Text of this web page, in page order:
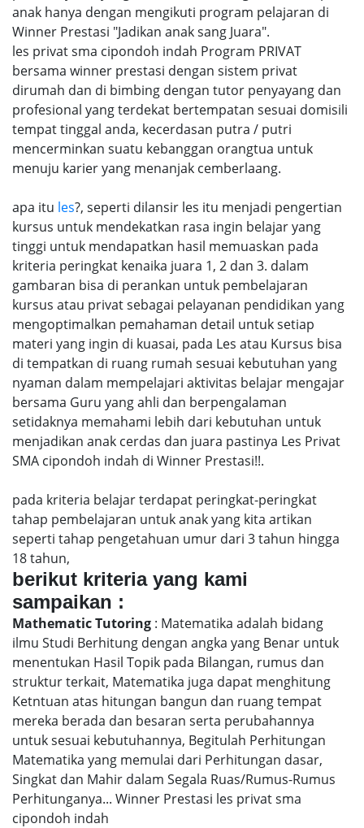
anak hanya dengan mengikuti program pelajaran di
Winner Prestasi "Jadikan anak sang Juara".
les privat sma cipondoh indah Program PRIVAT
bersama winner prestasi dengan sistem privat
dirumah dan di bimbing dengan tutor penyayang dan
profesional yang terdekat bertempatan sesuai domisili
tempat tinggal anda, kecerdasan putra / putri
mencerminkan suatu kebanggan orangtua untuk
menuju karier yang menanjak cemberlaang.
apa itu les?, seperti dilansir les itu menjadi pengertian
kursus untuk mendekatkan rasa ingin belajar yang
tinggi untuk mendapatkan hasil memuaskan pada
kriteria peringkat kenaika juara 1, 2 dan 3. dalam
gambaran bisa di perankan untuk pembelajaran
kursus atau privat sebagai pelayanan pendidikan yang
mengoptimalkan pemahaman detail untuk setiap
materi yang ingin di kuasai, pada Les atau Kursus bisa
di tempatkan di ruang rumah sesuai kebutuhan yang
nyaman dalam mempelajari aktivitas belajar mengajar
bersama Guru yang ahli dan berpengalaman
setidaknya memahami lebih dari kebutuhan untuk
menjadikan anak cerdas dan juara pastinya Les Privat
SMA cipondoh indah di Winner Prestasi!!.
pada kriteria belajar terdapat peringkat-peringkat
tahap pembelajaran untuk anak yang kita artikan
seperti tahap pengetahuan umur dari 3 tahun hingga
18 tahun,
berikut kriteria yang kami
sampaikan :
Mathematic Tutoring : Matematika adalah bidang
ilmu Studi Berhitung dengan angka yang Benar untuk
menentukan Hasil Topik pada Bilangan, rumus dan
struktur terkait, Matematika juga dapat menghitung
Ketntuan atas hitungan bangun dan ruang tempat
mereka berada dan besaran serta perubahannya
untuk sesuai kebutuhannya, Begitulah Perhitungan
Matematika yang memulai dari Perhitungan dasar,
Singkat dan Mahir dalam Segala Ruas/Rumus-Rumus
Perhitunganya... Winner Prestasi les privat sma
cipondoh indah